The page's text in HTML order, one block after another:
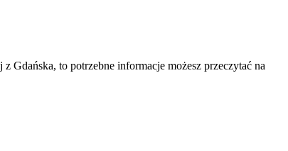
Gdańska, to potrzebne informacje możesz przeczytać na